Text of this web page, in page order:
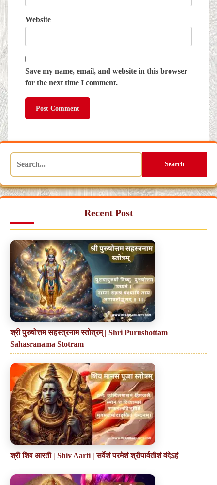
Website
Save my name, email, and website in this browser
for the next time I comment.
Search
Recent Post
श्री पुरुषोत्तम सहस्त्रनाम स्तोत्रम् | Shri Purushottam
Sahasranama Stotram
श्री शिव आरती | Shiv Aarti | सर्वेशं परमेशं श्रीपार्वतीशं वंदेऽहं